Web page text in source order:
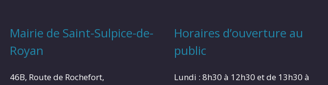
Mairie de Saint-Sulpice-de-
Royan
46B, Route de Rochefort,
Horaires d’ouverture au
public
Lundi : 8h30 à 12h30 et de 13h30 à